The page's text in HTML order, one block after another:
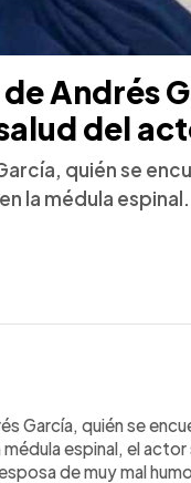
Andrés
del
quién se
la médula espinal.
García, quién se
espinal, el
de muy mal